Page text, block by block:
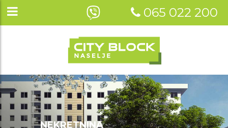
065 022 200
NEKRETNINA